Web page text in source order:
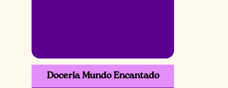
Doceria Mundo Encantado